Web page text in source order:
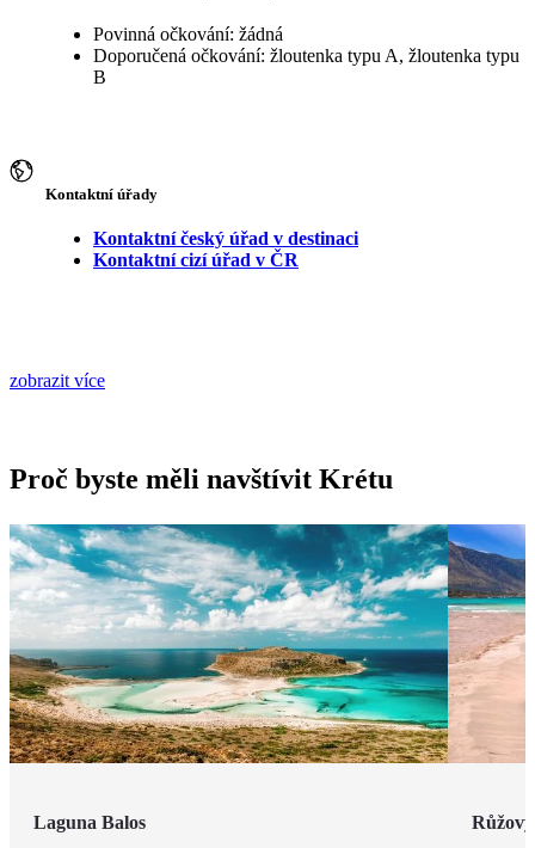
Povinná očkování: žádná
Doporučená očkování: žloutenka typu A, žloutenka typu
B
Kontaktní úřady
Kontaktní český úřad v destinaci
Kontaktní cizí úřad v ČR
zobrazit více
Proč byste měli navštívit Krétu
Laguna Balos